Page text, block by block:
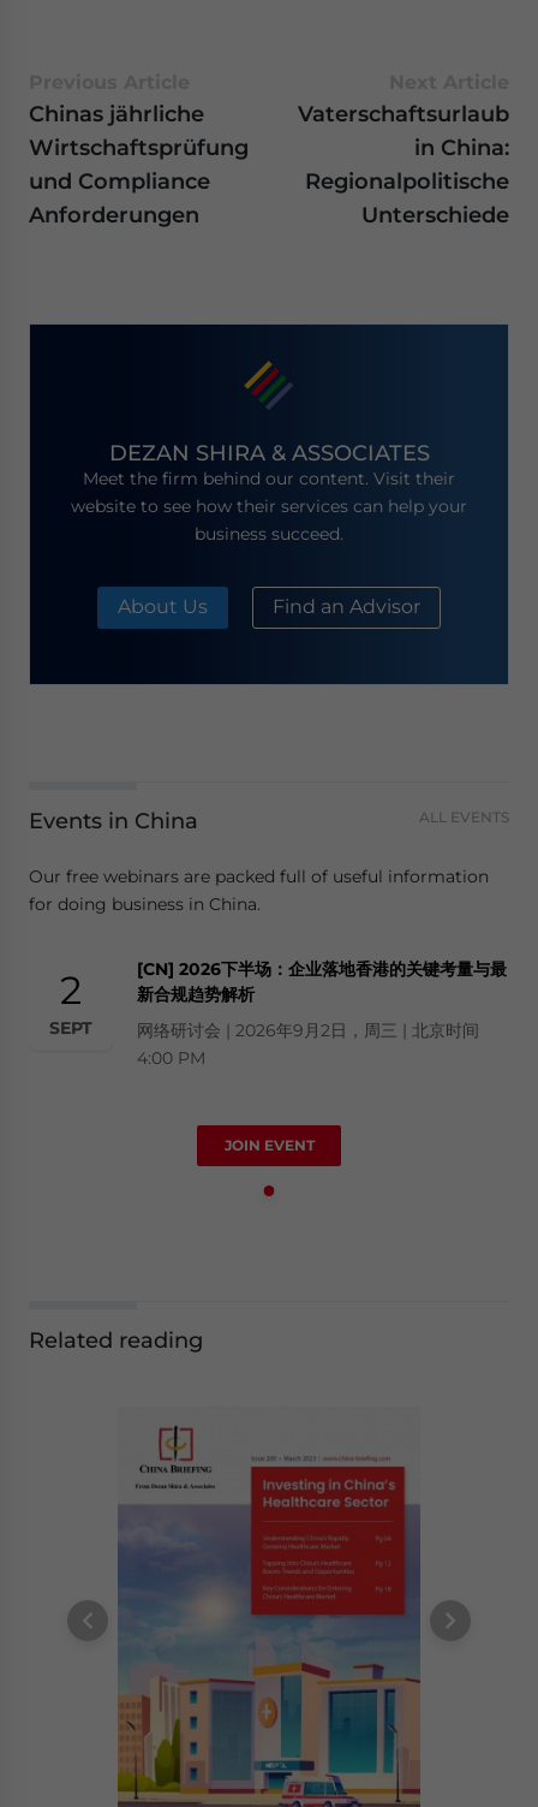
Chinas jährliche
Wirtschaftsprüfung
und Compliance
Anforderungen
Vaterschaftsurlaub
in China:
Regionalpolitische
Unterschiede
DEZAN SHIRA & ASSOCIATES
Meet the firm behind our content. Visit their
website to see how their services can help your
business succeed.
About Us Find an Advisor
Events in China ALL EVENTS
Our free webinars are packed full of useful information
for doing business in China.
2
SEPT
[CN] 2026下半场：企业落地香港的关键考量与最
新合规趋势解析
网络研讨会 | 2026年9月2日，周三 | 北京时间
4:00 PM
JOIN EVENT
Related reading